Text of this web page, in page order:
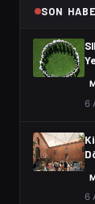
SON
6
6